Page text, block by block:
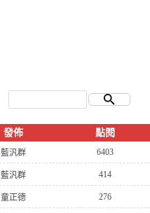
發佈 點閱
藍汎群 6403
藍汎群 414
童正德 276